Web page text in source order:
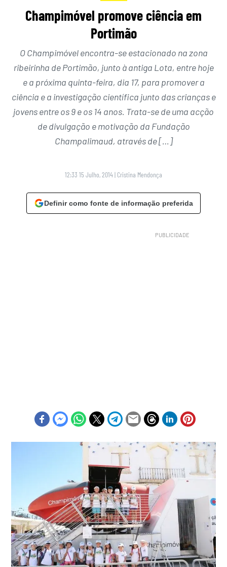
Champimóvel promove ciência em
Portimão
O Champimóvel encontra-se estacionado na zona
ribeirinha de Portimão, junto à antiga Lota, entre hoje
e a próxima quinta-feira, dia 17, para promover a
ciência e a investigação científica junto das crianças e
jovens entre os 9 e os 14 anos. Trata-se de uma acção
de divulgação e motivação da Fundação
Champalimaud, através de […]
12:33 15 Julho, 2014| Cristina Mendonça
Definir como fonte de informação preferida